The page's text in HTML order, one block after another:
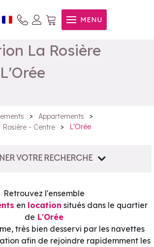
MENU
La Rosière
> Appartements
>
Rosière - Centre > L'Orée
VOTRE RECHERCHE
Retrouvez l'ensemble
en location situés dans le quartier
de L'Orée
très bien desservi par les navettes
afin de rejoindre rapidemment les